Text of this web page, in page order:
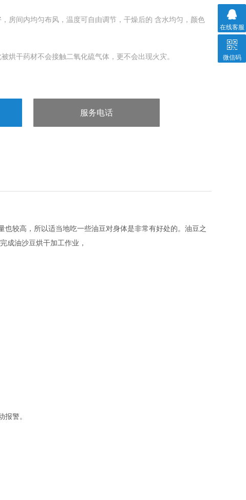
房间内均匀布风，温度可自由调节，干燥后的 含水均匀，颜色
烘干药材不会接触二氧化硫气体，更不会出现火灾。
定的工作
服务电话
较高，所以适当地吃一些油豆对身体是非常有好处的。油豆之
成油沙豆烘干加工作业，
报警。
在线客服
微信码